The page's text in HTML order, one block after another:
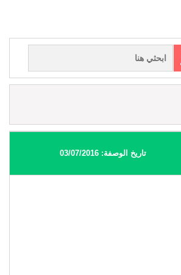
تاريخ الوصفة: 03/07/2016